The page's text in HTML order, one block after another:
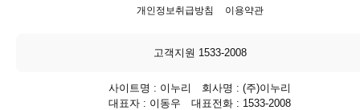
개인정보취급방침 이용약관
고객지원 1533-2008
사이트명 : 이누리 회사명 : (주)이누리
대표자 : 이동우 대표전화 : 1533-2008